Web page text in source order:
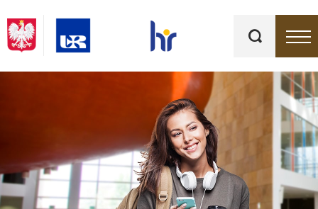
kluczowe